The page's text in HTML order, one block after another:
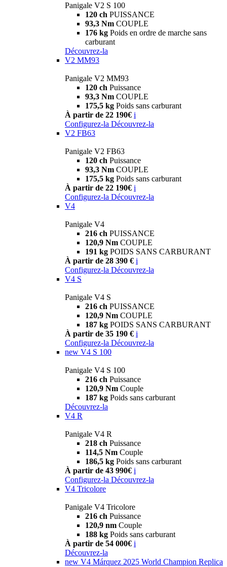
Panigale V2 S 100
120 ch PUISSANCE
93,3 Nm COUPLE
176 kg Poids en ordre de marche sans
carburant
Découvrez-la
V2 MM93
Panigale V2 MM93
120 ch Puissance
93,3 Nm COUPLE
175,5 kg Poids sans carburant
À partir de 22 190€ i
Configurez-la Découvrez-la
V2 FB63
Panigale V2 FB63
120 ch Puissance
93,3 Nm COUPLE
175,5 kg Poids sans carburant
À partir de 22 190€ i
Configurez-la Découvrez-la
V4
Panigale V4
216 ch PUISSANCE
120,9 Nm COUPLE
191 kg POIDS SANS CARBURANT
À partir de 28 390 € i
Configurez-la Découvrez-la
V4 S
Panigale V4 S
216 ch PUISSANCE
120,9 Nm COUPLE
187 kg POIDS SANS CARBURANT
À partir de 35 190 € i
Configurez-la Découvrez-la
new V4 S 100
Panigale V4 S 100
216 ch Puissance
120,9 Nm Couple
187 kg Poids sans carburant
Découvrez-la
V4 R
Panigale V4 R
218 ch Puissance
114,5 Nm Couple
186,5 kg Poids sans carburant
À partir de 43 990€ i
Configurez-la Découvrez-la
V4 Tricolore
Panigale V4 Tricolore
216 ch Puissance
120,9 nm Couple
188 kg Poids sans carburant
À partir de 54 000€ i
Découvrez-la
new V4 Márquez 2025 World Champion Replica